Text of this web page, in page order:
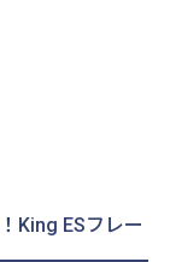
King ESフレー